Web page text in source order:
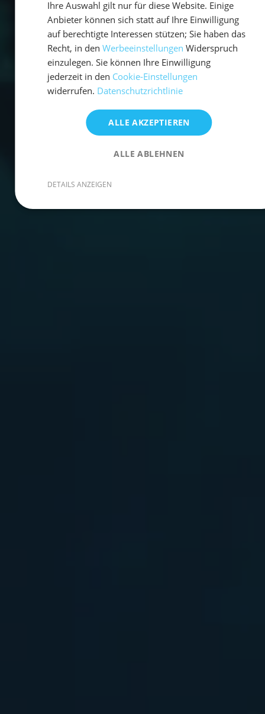
Ihre Auswahl gilt nur für diese Website. Einige
Anbieter können sich statt auf Ihre Einwilligung
auf berechtigte Interessen stützen; Sie haben das
Recht, in den Werbeeinstellungen Widerspruch
einzulegen. Sie können Ihre Einwilligung
jederzeit in den Cookie-Einstellungen
widerrufen. Datenschutzrichtlinie
ALLE AKZEPTIEREN
ALLE ABLEHNEN
DETAILS ANZEIGEN